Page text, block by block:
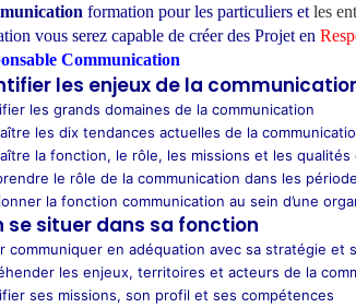
formation pour les particuliers et les
vous serez capable de créer des Projet en
Communication
les enjeux de la
les grands domaines de la communication
les dix tendances actuelles de la
la fonction, le rôle, les missions et les
le rôle de la communication dans les
la fonction communication au sein d’une
se situer dans sa fonction
communiquer en adéquation avec sa stratégie et
les enjeux, territoires et acteurs de la
ses missions, son profil et ses compétences